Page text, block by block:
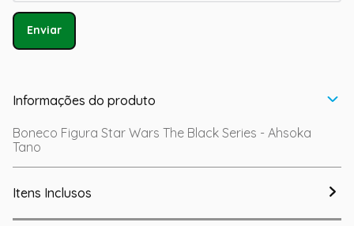
Enviar
Informações do produto
Boneco Figura Star Wars The Black Series - Ahsoka
Tano
Itens Inclusos